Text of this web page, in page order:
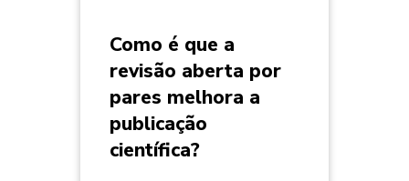
Como é que a
revisão aberta por
pares melhora a
publicação
científica?